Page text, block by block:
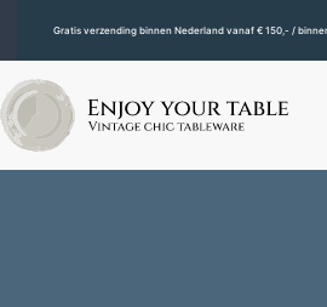
Gratis verzending binnen Nederland vanaf € 150,- /